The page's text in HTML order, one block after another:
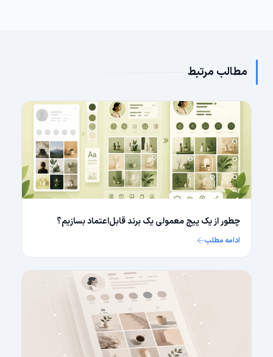
مطالب مرتبط
چطور از یک پیج معمولی یک برند قابل‌اعتماد بسازیم؟
ادامه مطلب